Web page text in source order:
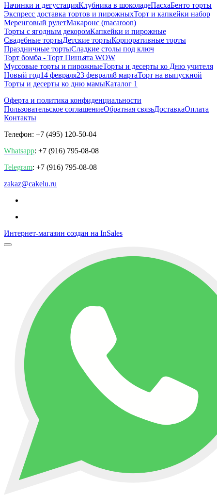
Начинки и дегустацияКлубника в шоколадеПасхаБенто торты
Экспресс доставка тортов и пирожныхТорт и капкейки набор
Меренговый рулетМакаронс (macaroon)
Торты с ягодным декоромКапкейки и пирожные
Свадебные тортыДетские тортыКорпоративные торты
Праздничные тортыСладкие столы под ключ
Торт бомба - Торт Пиньята WOW
Муссовые торты и пирожныеТорты и десерты ко Дню учителя
Новый год14 февраля23 февраля8 мартаТорт на выпускной
Торты и десерты ко дню мамыКаталог 1
Оферта и политика конфиденциальности
Пользовательское соглашениеОбратная связьДоставкаОплата
Контакты
Телефон: +7 (495) 120-50-04
Whatsapp: +7 (916) 795-08-08
Telegram: +7 (916) 795-08-08
zakaz@cakelu.ru
Интернет-магазин создан на InSales